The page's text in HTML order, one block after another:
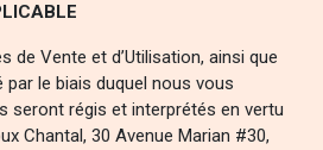
de Vente et d’Utilisation, ainsi que
le biais duquel nous vous
seront régis et interprétés en vertu
Chantal, 30 Avenue Marian #30,